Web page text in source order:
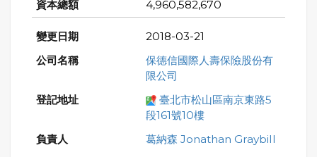
4,960,582,670
2018-03-21
保德信國際人壽保險股份有
限公司
臺北市松山區南京東路5
段161號10樓
葛納森 Jonathan Graybill